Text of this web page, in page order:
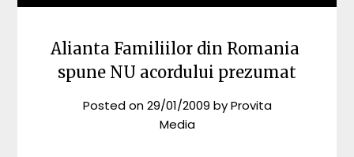
Alianta Familiilor din Romania
spune NU acordului prezumat
Posted on29/01/2009 byProvita
Media